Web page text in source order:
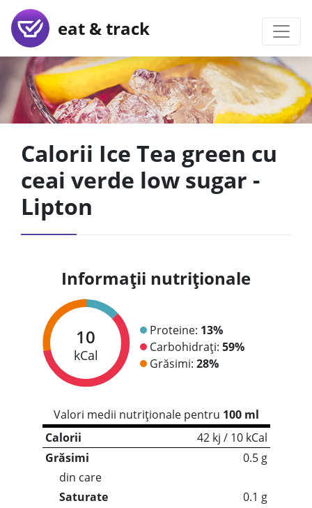
eat & track
Calorii Ice Tea green cu
ceai verde low sugar -
Lipton
Informații nutriționale
10
kCal
Proteine: 13%
Carbohidrați: 59%
Grăsimi: 28%
Valori medii nutriționale pentru 100 ml
Calorii
42 kj / 10 kCal
Grăsimi
0.5 g
din care
Saturate
0.1 g